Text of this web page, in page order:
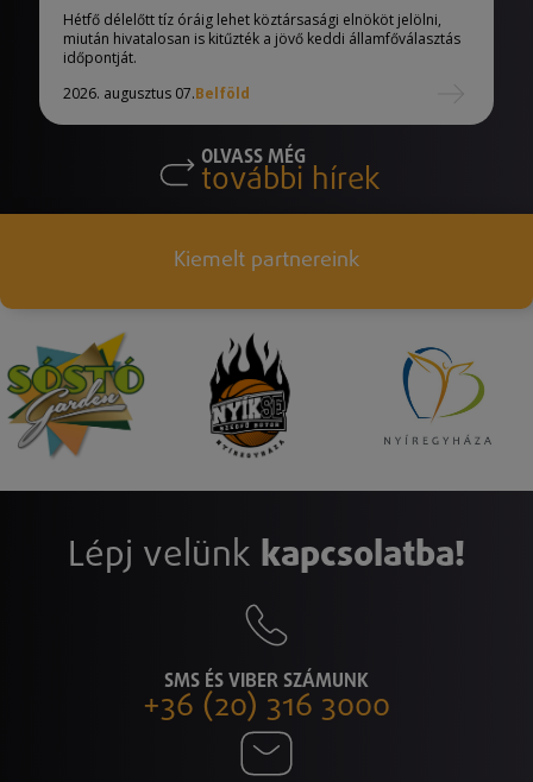
Hétfő délelőtt tíz óráig lehet köztársasági elnököt jelölni,
miután hivatalosan is kitűzték a jövő keddi államfőválasztás
időpontját.
2026. augusztus 07.Belföld
OLVASS MÉG
további hírek
Kiemelt partnereink
Lépj velünk kapcsolatba!
SMS ÉS VIBER SZÁMUNK
+36 (20) 316 3000